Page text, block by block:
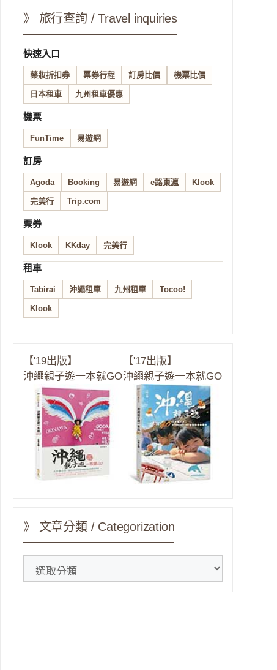
》 旅行查詢 / Travel inquiries
快速入口
藥妝折扣券 票券行程 訂房比價 機票比價
日本租車 九州租車優惠
機票
FunTime 易遊網
訂房
Agoda Booking 易遊網 e路東瀛 Klook
完美行 Trip.com
票券
Klook KKday 完美行
租車
Tabirai 沖繩租車 九州租車 Tocoo!
Klook
【'19出版】
沖繩親子遊一本就GO
【'17出版】
沖繩親子遊一本就GO
》 文章分類 / Categorization